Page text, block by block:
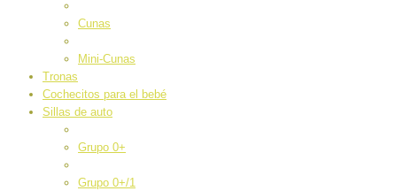
Cunas
Mini-Cunas
Tronas
Cochecitos para el bebé
Sillas de auto
Grupo 0+
Grupo 0+/1